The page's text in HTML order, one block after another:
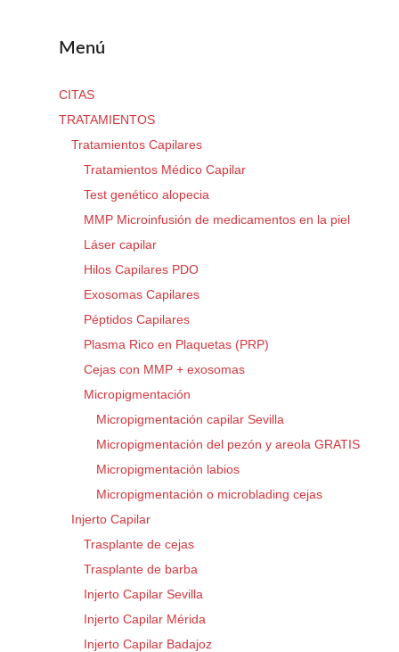
Menú
CITAS
TRATAMIENTOS
Tratamientos Capilares
Tratamientos Médico Capilar
Test genético alopecia
MMP Microinfusión de medicamentos en la piel
Láser capilar
Hilos Capilares PDO
Exosomas Capilares
Péptidos Capilares
Plasma Rico en Plaquetas (PRP)
Cejas con MMP + exosomas
Micropigmentación
Micropigmentación capilar Sevilla
Micropigmentación del pezón y areola GRATIS
Micropigmentación labios
Micropigmentación o microblading cejas
Injerto Capilar
Trasplante de cejas
Trasplante de barba
Injerto Capilar Sevilla
Injerto Capilar Mérida
Injerto Capilar Badajoz